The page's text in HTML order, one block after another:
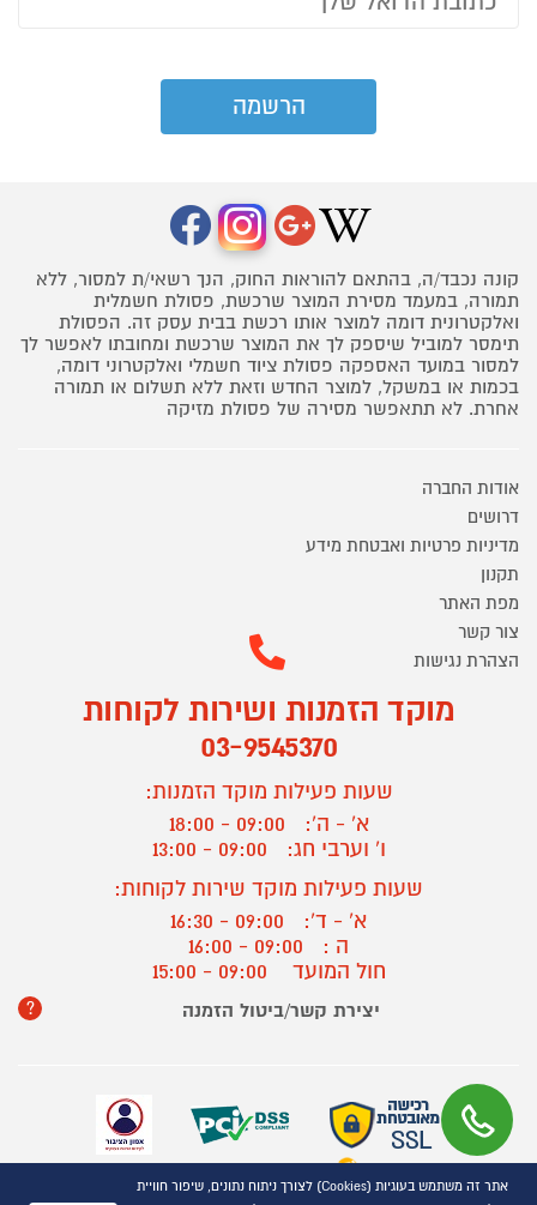
קונה נכבד/ה, בהתאם להוראות החוק, הנך רשאי/ת למסור, ללא
תמורה, במעמד מסירת המוצר שרכשת, פסולת חשמלית
ואלקטרונית דומה למוצר אותו רכשת בבית עסק זה. הפסולת
תימסר למוביל שיספק לך את המוצר שרכשת ומחובתו לאפשר לך
למסור במועד האספקה פסולת ציוד חשמלי ואלקטרוני דומה,
בכמות או במשקל, למוצר החדש וזאת ללא תשלום או תמורה
אחרת. לא תתאפשר מסירה של פסולת מזיקה
אודות החברה
דרושים
מדיניות פרטיות ואבטחת מידע
תקנון
מפת האתר
צור קשר
הצהרת נגישות
מוקד הזמנות ושירות לקוחות
03-9545370
שעות פעילות מוקד הזמנות:
א' - ה':
09:00 - 18:00
ו' וערבי חג:
09:00 - 13:00
שעות פעילות מוקד שירות לקוחות:
א' - ד':
09:00 - 16:30
ה :
09:00 - 16:00
חול המועד
? יצירת קשר/ביטול הזמנה
כל הזכויות שמורות P1000© 2021
אתר זה משתמש בעוגיות (Cookies) לצורך ניתוח נתונים, שיפור חוויית